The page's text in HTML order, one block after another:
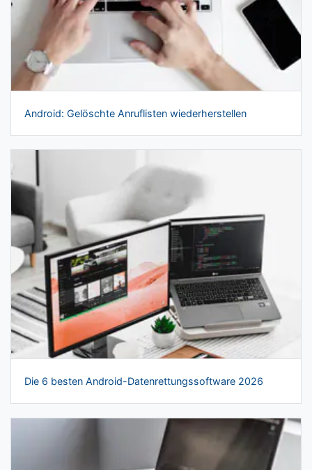
Android: Gelöschte Anruflisten wiederherstellen
Die 6 besten Android-Datenrettungssoftware 2026